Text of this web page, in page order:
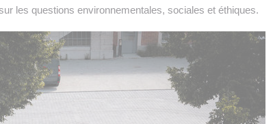
les questions environnementales, sociales et éthiques.